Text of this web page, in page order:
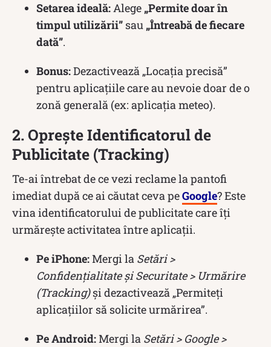
Setarea ideală: Alege „Permite doar în
timpul utilizării” sau „Întreabă de fiecare
dată”.
Bonus:Dezactivează „Locația precisă”
pentru aplicațiile care au nevoie doar de o
zonă generală (ex: aplicația meteo).
2. Oprește Identificatorul de
Publicitate (Tracking)
Te-ai întrebat de ce vezi reclame la pantofi
imediat după ce ai căutat ceva peGoogle? Este
vina identificatorului de publicitate care îți
urmărește activitatea între aplicații.
Pe iPhone:Mergi la Setări >
Confidențialitate și Securitate > Urmărire
(Tracking)și dezactivează „Permiteți
aplicațiilor să solicite urmărirea”.
Pe Android:Mergi la Setări > Google >